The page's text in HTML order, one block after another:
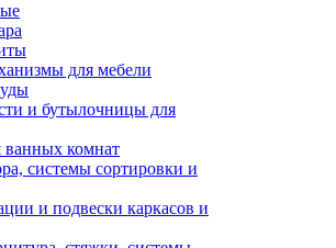
для мебели
и бутылочницы для
ванных комнат
системы сортировки и
и подвески каркасов и